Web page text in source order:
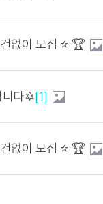
없이 모집 ⭐️ 🏆
니다✡️[1]
없이 모집 ⭐️ 🏆